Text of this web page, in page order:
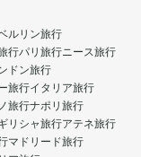
ルリン旅行
行パリ旅行ニース旅行
ドン旅行
旅行イタリア旅行
旅行ナポリ旅行
リシャ旅行アテネ旅行
マドリード旅行